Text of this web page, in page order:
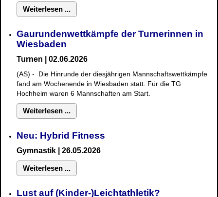
Weiterlesen ...
Gaurundenwettkämpfe der Turnerinnen in
Wiesbaden
Turnen | 02.06.2026
(AS) - Die Hinrunde der diesjährigen Mannschaftswettkämpfe
fand am Wochenende in Wiesbaden statt. Für die TG
Hochheim waren 6 Mannschaften am Start.
Weiterlesen ...
Neu: Hybrid Fitness
Gymnastik | 26.05.2026
Weiterlesen ...
Lust auf (Kinder-)Leichtathletik?